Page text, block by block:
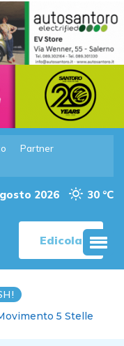
Partner
2026 30 °C
Edicola
5 Stelle